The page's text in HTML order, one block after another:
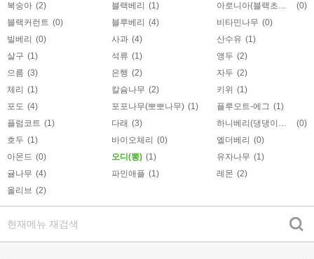
복숭아 (2) 블랙베리 (1) 아로니아(블랙초코베리)
(0)
블랙커런트 (0) 블루베리 (4) 비타민나무 (0)
빌베리
(0) 사과 (4) 산수유 (1)
살구 (1) 석류 (1) 앵두 (2)
으름 (3) 은행 (2) 자두 (2)
체리
(1) 칼슘나무 (2) 키위 (1)
포도 (4) 포포나무(뽀뽀나무) (1) 플루오트-에그 (1)
플럼코트 (1) 다래 (3) 하니베리(댕댕이나무)
(0)
호두 (1) 바이오체리 (0) 엘더베리
(0)
아몬드 (0) 오디(뽕) (1) 유자나무 (1)
귤나무 (4) 파인애플 (1) 레몬 (2)
올리브 (2)